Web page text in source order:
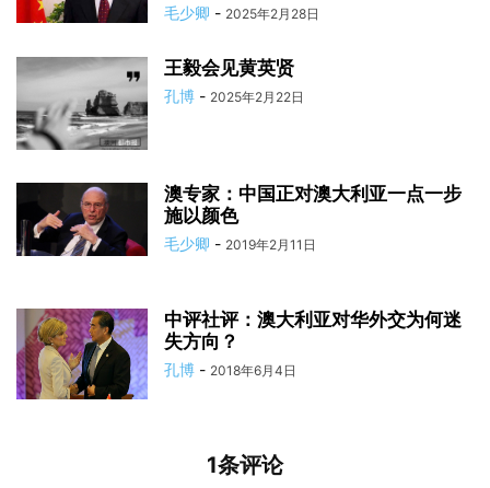
毛少卿 - 2025年2月28日
王毅会见黄英贤
孔博 - 2025年2月22日
澳专家：中国正对澳大利亚一点一步
施以颜色
毛少卿 - 2019年2月11日
中评社评：澳大利亚对华外交为何迷
失方向？
孔博 - 2018年6月4日
1条评论